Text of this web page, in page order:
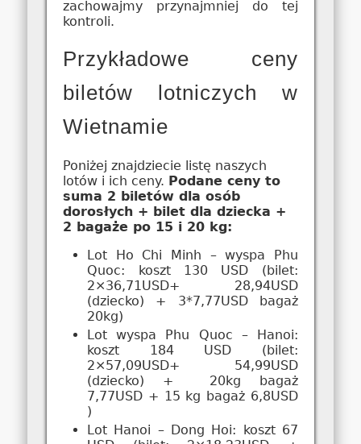
zachowajmy przynajmniej do tej
kontroli.
Przykładowe ceny
biletów lotniczych w
Wietnamie
Poniżej znajdziecie listę naszych
lotów i ich ceny. Podane ceny to
suma 2 biletów dla osób
dorosłych + bilet dla dziecka +
2 bagaże po 15 i 20 kg:
Lot Ho Chi Minh – wyspa Phu
Quoc: koszt 130 USD (bilet:
2×36,71USD+ 28,94USD
(dziecko) + 3*7,77USD bagaż
20kg)
Lot wyspa Phu Quoc – Hanoi:
koszt 184 USD (bilet:
2×57,09USD+ 54,99USD
(dziecko) + 20kg bagaż
7,77USD + 15 kg bagaż 6,8USD
)
Lot Hanoi – Dong Hoi: koszt 67